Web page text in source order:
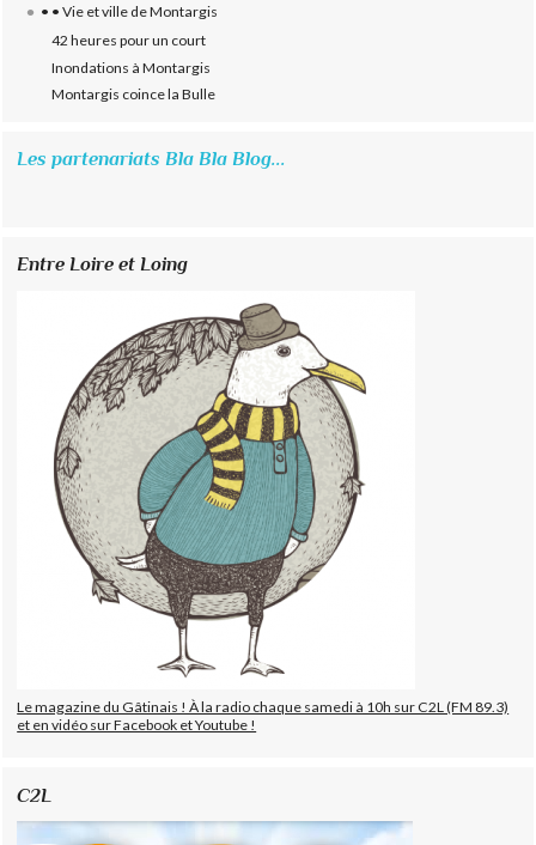
• • Vie et ville de Montargis
42 heures pour un court
Inondations à Montargis
Montargis coince la Bulle
Les partenariats Bla Bla Blog...
Entre Loire et Loing
Le magazine du Gâtinais ! À la radio chaque samedi à 10h sur C2L (FM 89.3)
et en vidéo sur Facebook et Youtube !
C2L